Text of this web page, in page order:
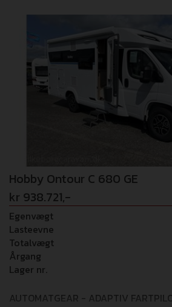
Hobby Ontour C 680 GE
kr 938.721,-
Egenvægt
Lasteevne
Totalvægt
Årgang
Lager nr.
AUTOMATGEAR - ADAPTIV